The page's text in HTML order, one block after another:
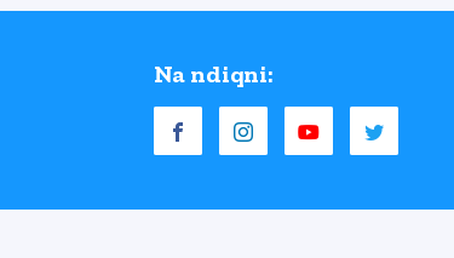
Na ndiqni: